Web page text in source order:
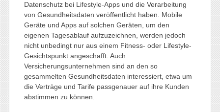
Datenschutz bei Lifestyle-Apps und die Verarbeitung
von Gesundheitsdaten veröffentlicht haben. Mobile
Geräte und Apps auf solchen Geräten, um den
eigenen Tagesablauf aufzuzeichnen, werden jedoch
nicht unbedingt nur aus einem Fitness- oder Lifestyle-
Gesichtspunkt angeschafft. Auch
Versicherungsunternehmen sind an den so
gesammelten Gesundheitsdaten interessiert, etwa um
die Verträge und Tarife passgenauer auf ihre Kunden
abstimmen zu können.